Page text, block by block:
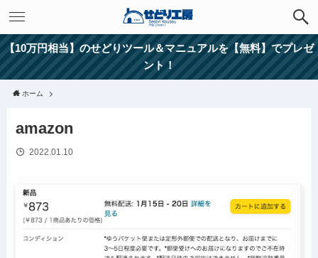
【10万円相当】のせどりツール＆マニュアルを【無料】でプレゼ
ント！
ホーム
amazon
2022.01.10